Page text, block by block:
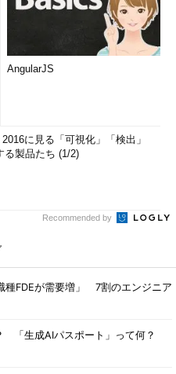
AngularJS
に見る「可視化」「検出」
る製品たち (1/2)
Recommended by
種FDEが需要増」 7割のエンジニア
「生成AIパスポート」って何？